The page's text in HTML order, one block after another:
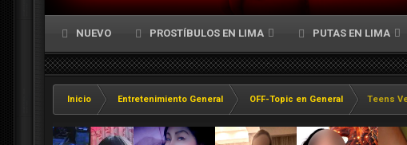
NUEVO PROSTÍBULOS EN LIMA PUTAS EN LIMA
Inicio Entretenimiento General OFF-Topic en General Teens